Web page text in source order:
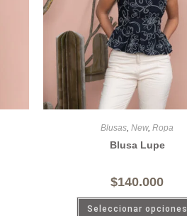
Blusas, New, Ropa
Blusa Lupe
$140.000
Seleccionar opciones